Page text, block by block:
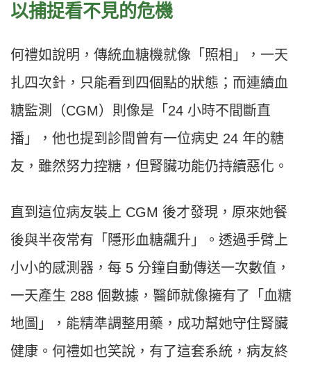
以捕捉看不見的危機
何禮如說明，傳統血糖機就像「照相」，一天
扎四次針，只能看到四個點的狀態；而連續血
糖監測（CGM）則像是「24 小時不間斷直
播」，他也提到診間曾有一位病史 24 年的糖
友，雖然努力控糖，但腎臟功能仍持續惡化。
直到這位病友裝上 CGM 後才發現，原來她餐
後與半夜常有「隱形血糖飆升」。透過手臂上
小小的感測器，每 5 分鐘自動傳送一次數值，
一天產生 288 個數據，醫師就像擁有了「血糖
地圖」，能精準調整用藥，成功幫她守住腎臟
健康。何禮如也笑說，有了這套系統，病友終